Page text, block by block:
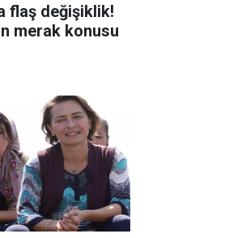
flaş değişiklik!
merak konusu